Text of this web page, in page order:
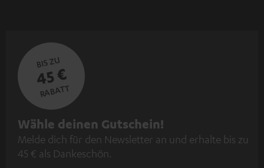
BIS ZU
45 €
RABATT
N
e
w
Wähle deinen Gutschein!
Melde dich für den Newsletter an und erhalte bis zu
45 € als Dankeschön.